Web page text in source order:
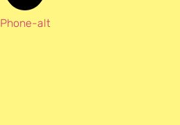
Phone-alt